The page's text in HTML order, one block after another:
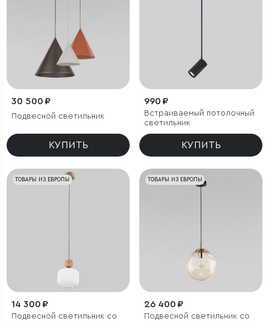
30 500 ₽
Подвесной светильник
КУПИТЬ
990 ₽
Встраиваемый потолочный
светильник
КУПИТЬ
ТОВАРЫ ИЗ ЕВРОПЫ
14 300 ₽
Подвесной светильник со
ТОВАРЫ ИЗ ЕВРОПЫ
26 400 ₽
Подвесной светильник со